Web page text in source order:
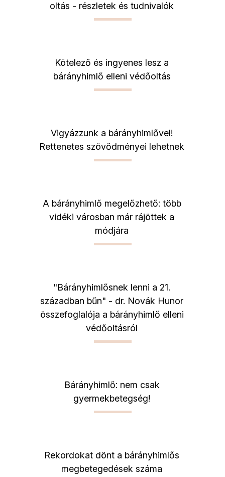
oltás - részletek és tudnivalók
Kötelező és ingyenes lesz a
bárányhimlő elleni védőoltás
Vigyázzunk a bárányhimlővel!
Rettenetes szövődményei lehetnek
A bárányhimlő megelőzhető: több
vidéki városban már rájöttek a
módjára
"Bárányhimlősnek lenni a 21.
században bűn" - dr. Novák Hunor
összefoglalója a bárányhimlő elleni
védőoltásról
Bárányhimlő: nem csak
gyermekbetegség!
Rekordokat dönt a bárányhimlős
megbetegedések száma